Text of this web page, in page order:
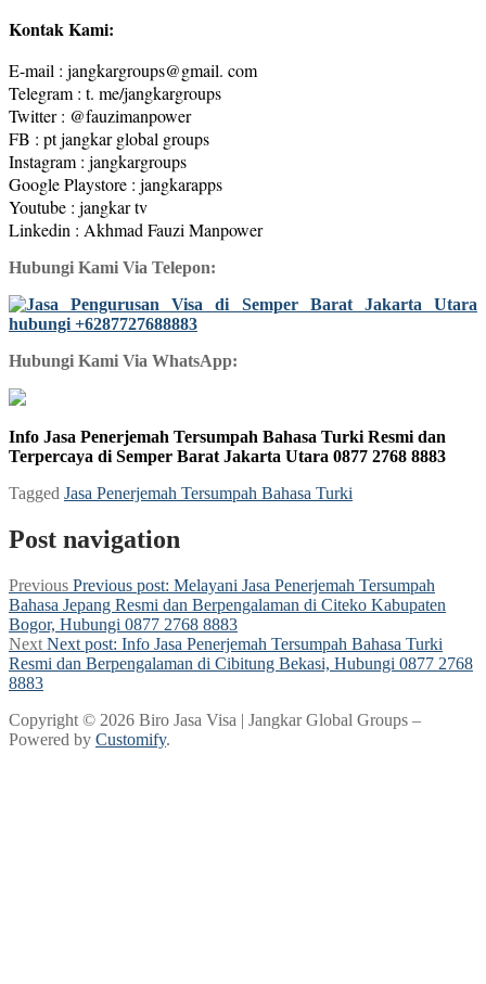
Kontak Kami:
E-mail : jangkargroups@gmail. com
Telegram : t. me/jangkargroups
Twitter : @fauzimanpower
FB : pt jangkar global groups
Instagram : jangkargroups
Google Playstore : jangkarapps
Youtube : jangkar tv
Linkedin : Akhmad Fauzi Manpower
Hubungi Kami Via Telepon:
Hubungi Kami Via WhatsApp:
Info Jasa Penerjemah Tersumpah Bahasa Turki Resmi dan
Terpercaya di Semper Barat Jakarta Utara 0877 2768 8883
Tagged Jasa Penerjemah Tersumpah Bahasa Turki
Post navigation
Previous Previous post: Melayani Jasa Penerjemah Tersumpah
Bahasa Jepang Resmi dan Berpengalaman di Citeko Kabupaten
Bogor, Hubungi 0877 2768 8883
Next Next post: Info Jasa Penerjemah Tersumpah Bahasa Turki
Resmi dan Berpengalaman di Cibitung Bekasi, Hubungi 0877 2768
8883
Copyright © 2026 Biro Jasa Visa | Jangkar Global Groups –
Powered by Customify.